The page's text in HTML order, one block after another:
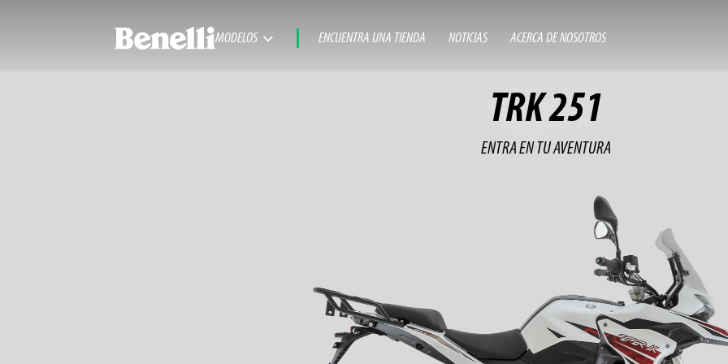
MODELOS ENCUENTRA UNA TIENDA NOTICIAS ACERCA DE NOSOTROS
TRK 251
ENTRA EN TU AVENTURA